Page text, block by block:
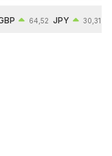
64,52 JPY 30,31